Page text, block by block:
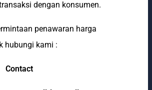
dengan konsumen.
penawaran harga
hubungi kami :
Contact